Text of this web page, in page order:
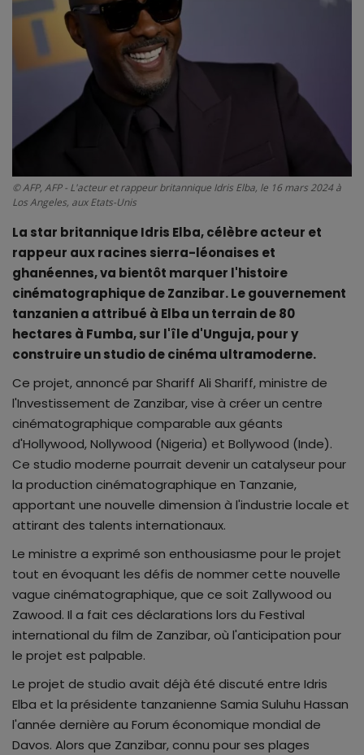
ALL STAR
Galerie
Contactez-nous
© AFP, AFP - L'acteur et rappeur britannique Idris Elba, le 16 mars 2024 à
Los Angeles, aux Etats-Unis
La star britannique Idris Elba, célèbre acteur et
rappeur aux racines sierra-léonaises et
ghanéennes, va bientôt marquer l'histoire
cinématographique de Zanzibar. Le gouvernement
tanzanien a attribué à Elba un terrain de 80
hectares à Fumba, sur l'île d'Unguja, pour y
construire un studio de cinéma ultramoderne.
Ce projet, annoncé par Shariff Ali Shariff, ministre de
l'Investissement de Zanzibar, vise à créer un centre
cinématographique comparable aux géants
d'Hollywood, Nollywood (Nigeria) et Bollywood (Inde).
Ce studio moderne pourrait devenir un catalyseur pour
la production cinématographique en Tanzanie,
apportant une nouvelle dimension à l'industrie locale et
attirant des talents internationaux.
Le ministre a exprimé son enthousiasme pour le projet
tout en évoquant les défis de nommer cette nouvelle
vague cinématographique, que ce soit Zallywood ou
Zawood. Il a fait ces déclarations lors du Festival
international du film de Zanzibar, où l'anticipation pour
le projet est palpable.
Le projet de studio avait déjà été discuté entre Idris
Elba et la présidente tanzanienne Samia Suluhu Hassan
l'année dernière au Forum économique mondial de
Davos. Alors que Zanzibar, connu pour ses plages